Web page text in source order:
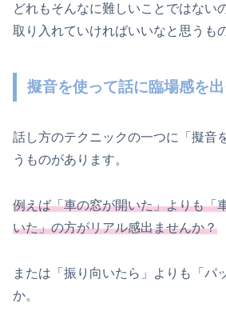
どれもそんなに難しいことではない
取り入れていければいいなと思うも
擬音を使って話に臨場感を出
話し方のテクニックの一つに「擬音
うものがあります。
例えば「車の窓が開いた」よりも「
いた」の方がリアル感出ませんか？
または「振り向いたら」よりも「パ
か。